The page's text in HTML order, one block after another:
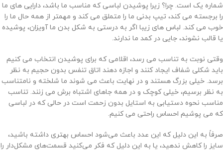
شماره یک است. چرا؟ زیرا پوشیدن لباسی که مناسب ما باشد، دارایی های ما
را برجسته می کند، تیپ بدنی ما را متملق می کند و مهمتر از همه حال ما را
خوب می کند. لباس های زیبا اگر به درستی به شکل بدن ما آویزان، پوشیده
یا قالب نشوند، جایی در کمد ما ندارند.
وقتی نوبت به تناسب می رسد، اقلامی که برای پوشیدن انتخاب می کنیم
باید شکلی شفاف ایجاد کنند و اجازه دهند اتاق تنفس بدون حجیم به نظر
برسد. خیلی بزرگ هستند و در نهایت باعث می شوند ما شلخته و نامتناسب
به نظر برسیم، خیلی کوچک و در همه جاهای اشتباه برش می زنند. تناسب
مناسب نحوه دستیابی به استایل بدون زحمت است در حالی که در لباسی
که می پوشیم احساس راحتی می کنیم.
صرفاً به این دلیل که این عدد باعث می‌شود احساس بهتری داشته باشید،
سایز را کاهش ندهید، یا به این دلیل که فکر می‌کنید قسمت‌های مشکل‌دار را